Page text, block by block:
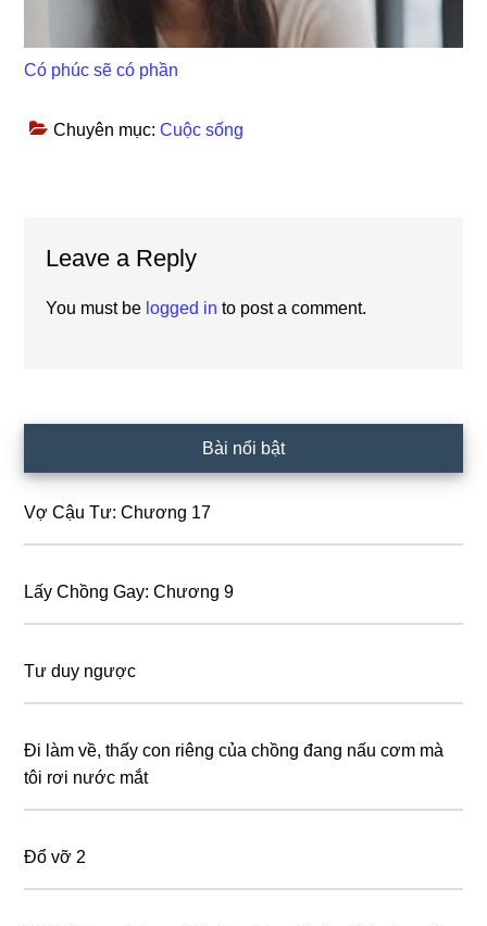
Có phúc sẽ có phần
Chuyên mục:Cuộc sống
Interactions
Leave a Reply
You must be logged in to post a comment.
Sidebar
Bài nổi bật
Vợ Cậu Tư: Chương 17
Lấy Chồng Gay: Chương 9
Tư duy ngược
Đi làm về, thấy con riêng của chồng đang nấu cơm mà
tôi rơi nước mắt
Đổ vỡ 2